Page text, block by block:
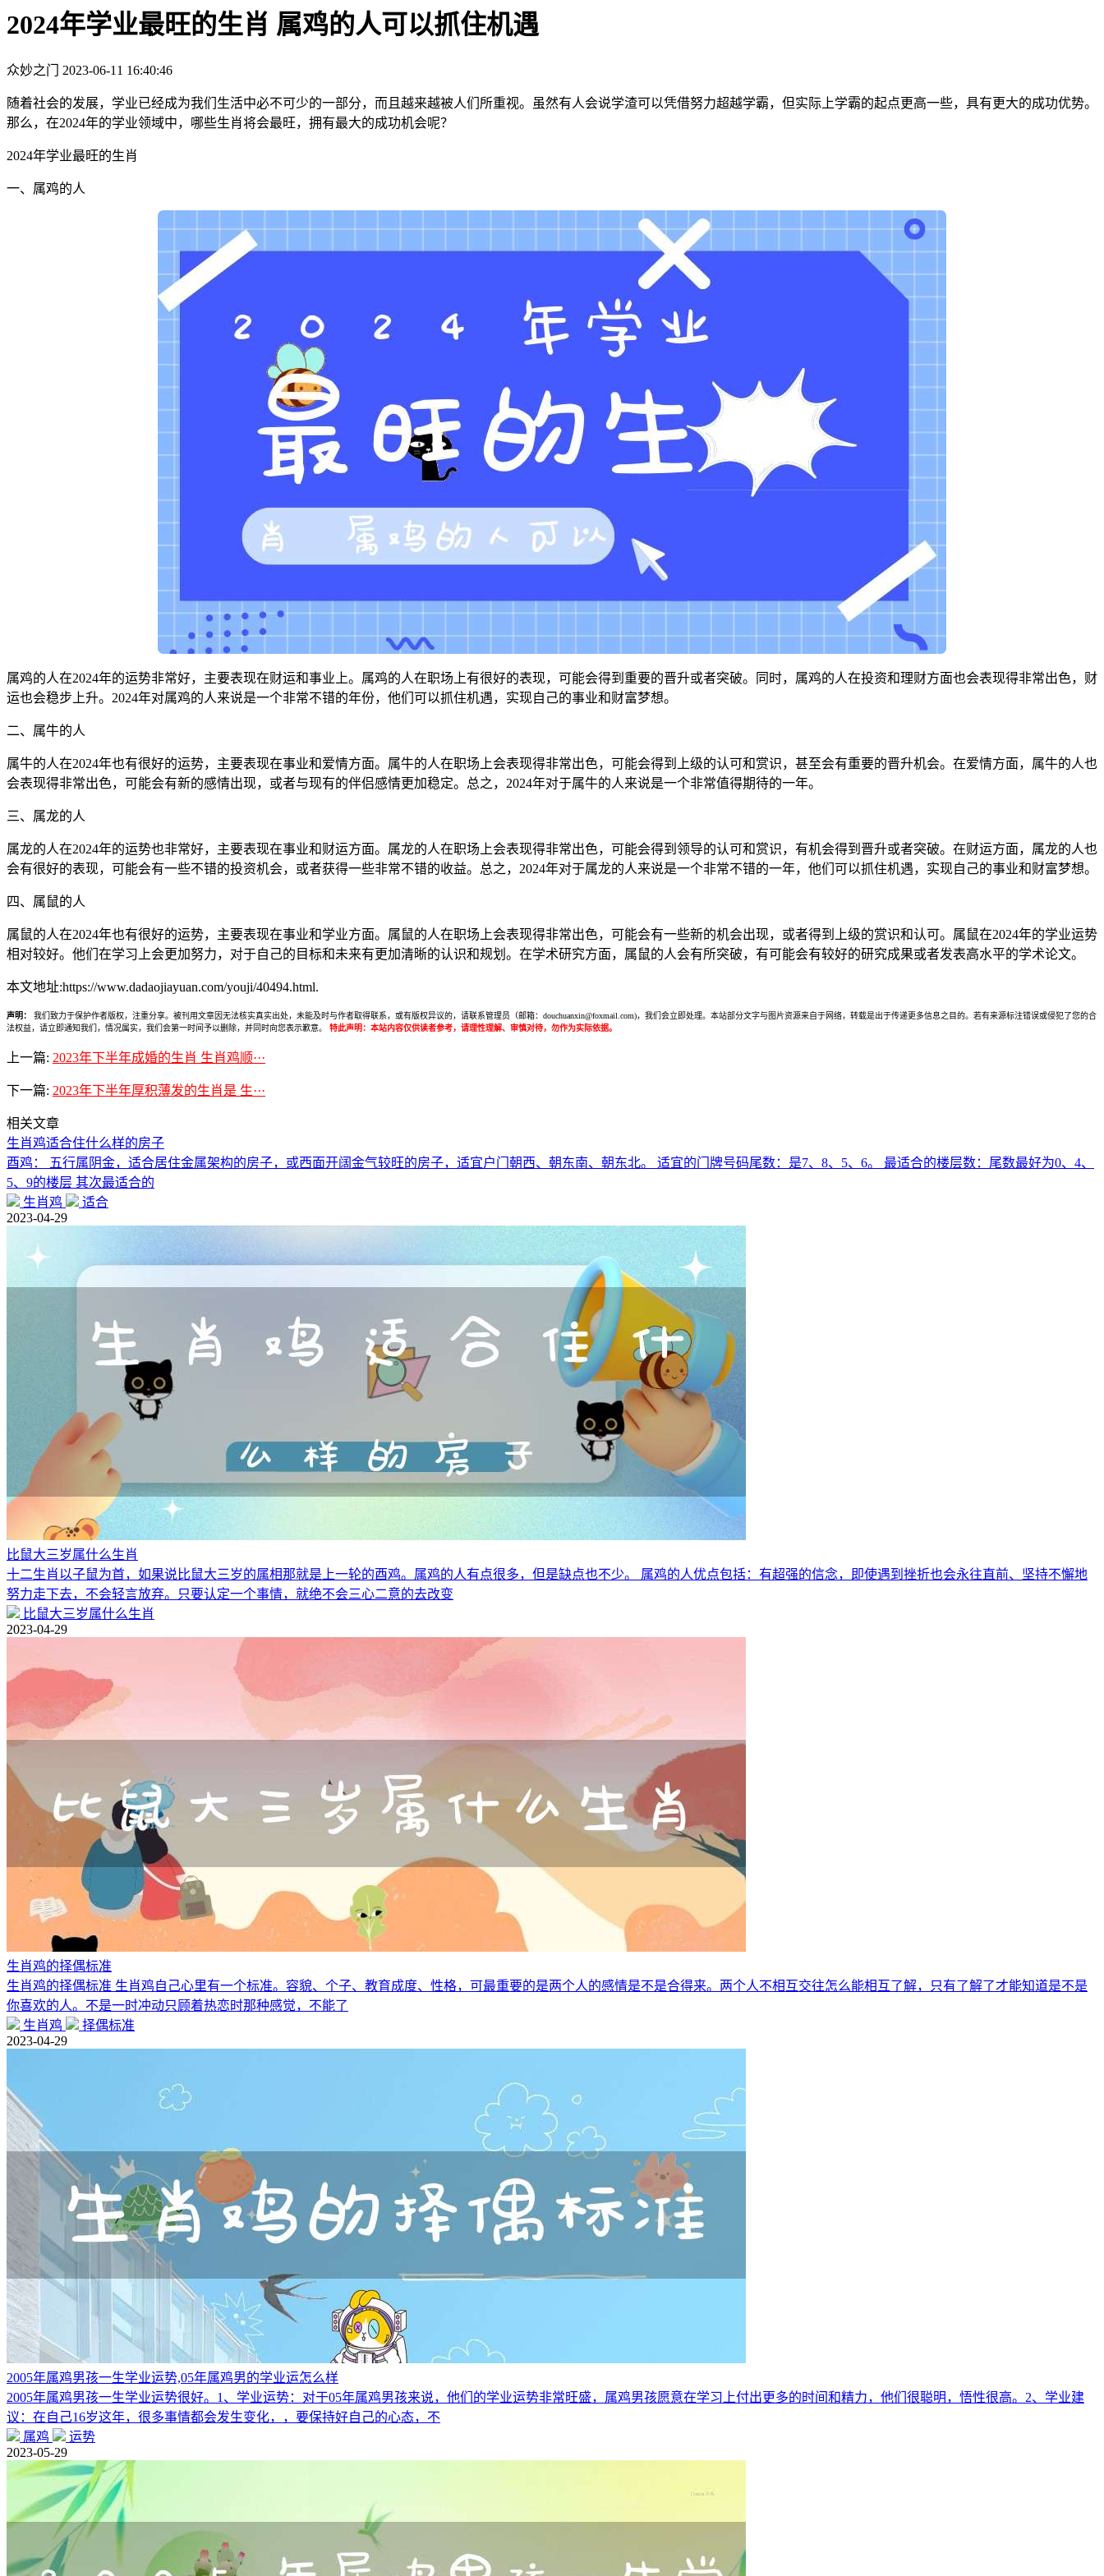
2024年学业最旺的生肖 属鸡的人可以抓住机遇
众妙之门 2023-06-11 16:40:46
随着社会的发展，学业已经成为我们生活中必不可少的一部分，而且越来越被人们所重视。虽然有人会说学渣可以凭借努力超越学霸，但实际上学霸的起点更高一些，具有更大的成功优势。
那么，在2024年的学业领域中，哪些生肖将会最旺，拥有最大的成功机会呢？
2024年学业最旺的生肖
一、属鸡的人
属鸡的人在2024年的运势非常好，主要表现在财运和事业上。属鸡的人在职场上有很好的表现，可能会得到重要的晋升或者突破。同时，属鸡的人在投资和理财方面也会表现得非常出色，财
运也会稳步上升。2024年对属鸡的人来说是一个非常不错的年份，他们可以抓住机遇，实现自己的事业和财富梦想。
二、属牛的人
属牛的人在2024年也有很好的运势，主要表现在事业和爱情方面。属牛的人在职场上会表现得非常出色，可能会得到上级的认可和赏识，甚至会有重要的晋升机会。在爱情方面，属牛的人也
会表现得非常出色，可能会有新的感情出现，或者与现有的伴侣感情更加稳定。总之，2024年对于属牛的人来说是一个非常值得期待的一年。
三、属龙的人
属龙的人在2024年的运势也非常好，主要表现在事业和财运方面。属龙的人在职场上会表现得非常出色，可能会得到领导的认可和赏识，有机会得到晋升或者突破。在财运方面，属龙的人也
会有很好的表现，可能会有一些不错的投资机会，或者获得一些非常不错的收益。总之，2024年对于属龙的人来说是一个非常不错的一年，他们可以抓住机遇，实现自己的事业和财富梦想。
四、属鼠的人
属鼠的人在2024年也有很好的运势，主要表现在事业和学业方面。属鼠的人在职场上会表现得非常出色，可能会有一些新的机会出现，或者得到上级的赏识和认可。属鼠在2024年的学业运势
相对较好。他们在学习上会更加努力，对于自己的目标和未来有更加清晰的认识和规划。在学术研究方面，属鼠的人会有所突破，有可能会有较好的研究成果或者发表高水平的学术论文。
本文地址:https://www.dadaojiayuan.com/youji/40494.html.
声明：
我们致力于保护作者版权，注重分享。被刊用文章因无法核实真实出处，未能及时与作者取得联系，或有版权异议的，请联系管理员（邮箱：douchuanxin@foxmail.com)，我们会立即处理。本站部分文字与图片资源来自于网络，转载是出于传递更多信息之目的。若有来源标注错误或侵犯了您的合
法权益，请立即通知我们，情况属实，我们会第一时间予以删除，并同时向您表示歉意。
特此声明：本站内容仅供读者参考，请理性理解、审慎对待，勿作为实际依据。
上一篇: 2023年下半年成婚的生肖 生肖鸡顺···
下一篇: 2023年下半年厚积薄发的生肖是 生···
相关文章
生肖鸡适合住什么样的房子
酉鸡： 五行属阴金，适合居住金属架构的房子，或西面开阔金气较旺的房子，适宜户门朝西、朝东南、朝东北。 适宜的门牌号码尾数：是7、8、5、6。 最适合的楼层数：尾数最好为0、4、
5、9的楼层 其次最适合的
生肖鸡
适合
2023-04-29
比鼠大三岁属什么生肖
十二生肖以子鼠为首，如果说比鼠大三岁的属相那就是上一轮的酉鸡。属鸡的人有点很多，但是缺点也不少。 属鸡的人优点包括：有超强的信念，即使遇到挫折也会永往直前、坚持不懈地
努力走下去，不会轻言放弃。只要认定一个事情，就绝不会三心二意的去改变
比鼠大三岁属什么生肖
2023-04-29
生肖鸡的择偶标准
生肖鸡的择偶标准 生肖鸡自己心里有一个标准。容貌、个子、教育成度、性格，可最重要的是两个人的感情是不是合得来。两个人不相互交往怎么能相互了解，只有了解了才能知道是不是
你喜欢的人。不是一时冲动只顾着热恋时那种感觉，不能了
生肖鸡
择偶标准
2023-04-29
2005年属鸡男孩一生学业运势,05年属鸡男的学业运怎么样
2005年属鸡男孩一生学业运势很好。1、学业运势：对于05年属鸡男孩来说，他们的学业运势非常旺盛，属鸡男孩愿意在学习上付出更多的时间和精力，他们很聪明，悟性很高。2、学业建
议：在自己16岁这年，很多事情都会发生变化，，要保持好自己的心态，不
属鸡
运势
2023-05-29